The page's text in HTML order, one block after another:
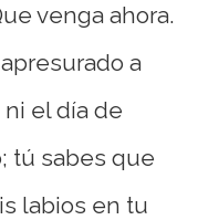
venga ahora.
a
el día de
tú sabes que
labios en tu